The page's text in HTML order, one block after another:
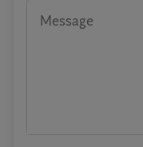
Message